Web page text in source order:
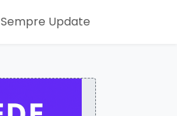
Sempre Update